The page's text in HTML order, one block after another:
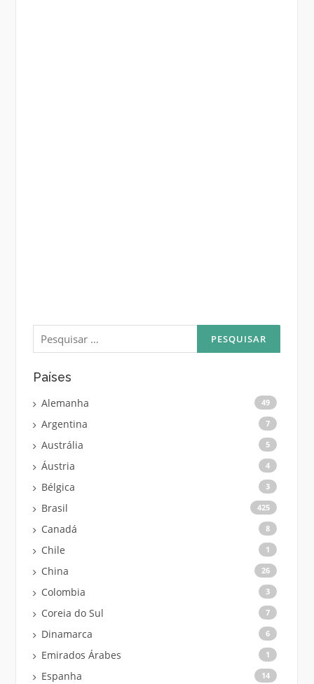
Pesquisar
por:
Países
Alemanha 49
Argentina 7
Austrália 5
Áustria 4
Bélgica 3
Brasil 425
Canadá 8
Chile 1
China 26
Colombia 3
Coreia do Sul 7
Dinamarca 6
Emirados Árabes 1
Espanha 14